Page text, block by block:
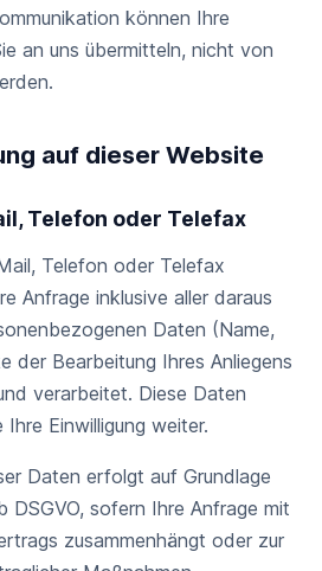
können Ihre
an uns übermitteln, nicht von
auf dieser Website
Telefon oder Telefax
Telefon oder Telefax
Anfrage inklusive aller daraus
Daten (Name,
der Bearbeitung Ihres Anliegens
verarbeitet. Diese Daten
Einwilligung weiter.
Daten erfolgt auf Grundlage
DSGVO, sofern Ihre Anfrage mit
zusammenhängt oder zur